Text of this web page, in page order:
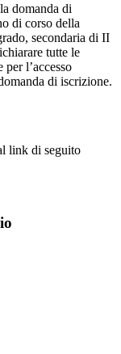
domanda di
di corso della
secondaria di II
tutte le
l’accesso
di iscrizione.
link di seguito